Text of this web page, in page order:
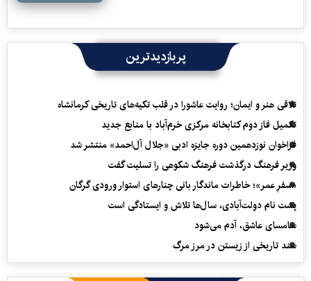
پربازدیدترین
تلاقی هنر و ایمان؛ روایت عاشورا در قلب تکیه‌های تاریخی کرمانشاه
تکمیل فاز دوم کتابخانه مرکزی خرم‌آباد با منابع جدید
فراخوان نوزدهمین دوره جایزه ادبی «جلال آل‌احمد» منتشر شد
وزیر فرهنگ درگذشت فرهنگ شکوهی را تسلیت گفت
«سفرِ عمر»؛ خاطرات ماندگار بانی چنارهای استوار ورودی گرگان
پشت نام دولت‌آبادی، سال‌ها تلاش و ایستادگی است
سامسای عاشق، آدم می‌شود
سند تاریخی از زیستن در مرز مرگ